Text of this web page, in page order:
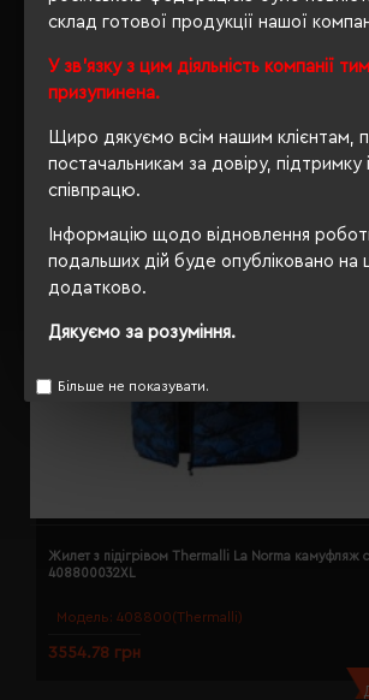
склад готової продукції нашої
У зв'язку з цим діяльність компанії
призупинена.
Щиро дякуємо всім нашим клієнтам,
постачальникам за довіру, підтримку
співпрацю.
Інформацію щодо відновлення
подальших дій буде опубліковано на
додатково.
Дякуємо за розуміння.
Більше не показувати.
Модель: 408800(Thermalli)
Жилет з підігрівом Thermalli La Norma камуфляж
408800032XL
3554.78 грн